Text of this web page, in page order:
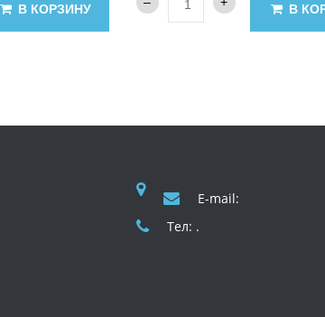
В КОРЗИНУ В
E-mail:
Тел: .